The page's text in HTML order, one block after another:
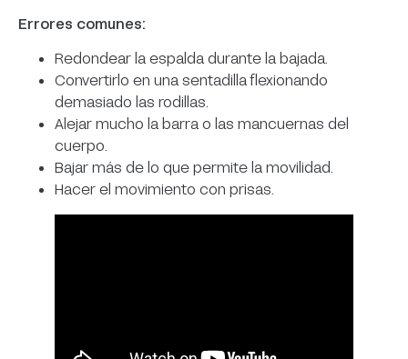
Errores comunes:
Redondear la espalda durante la bajada.
Convertirlo en una sentadilla flexionando
demasiado las rodillas.
Alejar mucho la barra o las mancuernas del
cuerpo.
Bajar más de lo que permite la movilidad.
Hacer el movimiento con prisas.